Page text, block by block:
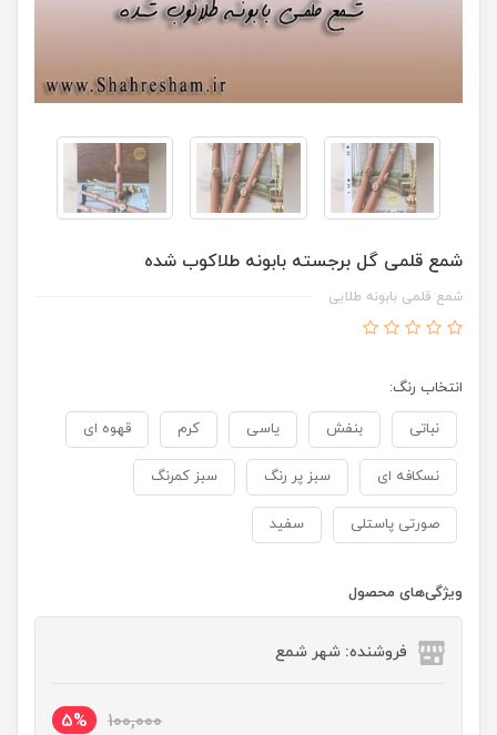
شمع قلمی گل برجسته بابونه طلاکوب شده
شمع قلمی بابونه طلایی
انتخاب رنگ:
نباتی بنفش یاسی کرم قهوه ای
نسکافه ای سبز پر رنگ سبز کمرنگ
صورتی پاستلی سفید
ویژگی‌های محصول
فروشنده: شهر شمع
100,000
5%